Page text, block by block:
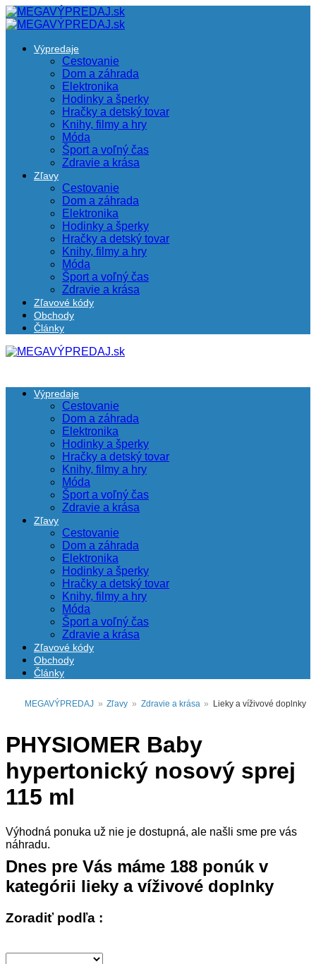
Výpredaje
Cestovanie
Dom a záhrada
Elektronika
Hodinky a šperky
Hračky a detský tovar
Knihy, filmy a hry
Móda
Šport a voľný čas
Zdravie a krása
Zľavy
Cestovanie
Dom a záhrada
Elektronika
Hodinky a šperky
Hračky a detský tovar
Knihy, filmy a hry
Móda
Šport a voľný čas
Zdravie a krása
Zľavové kódy
Obchody
Články
Výpredaje
Cestovanie
Dom a záhrada
Elektronika
Hodinky a šperky
Hračky a detský tovar
Knihy, filmy a hry
Móda
Šport a voľný čas
Zdravie a krása
Zľavy
Cestovanie
Dom a záhrada
Elektronika
Hodinky a šperky
Hračky a detský tovar
Knihy, filmy a hry
Móda
Šport a voľný čas
Zdravie a krása
Zľavové kódy
Obchody
Články
MEGAVÝPREDAJ » Zľavy » Zdravie a krása » Lieky a víživové doplnky
PHYSIOMER Baby
hypertonický nosový sprej
115 ml
Výhodná ponuka už nie je dostupná, ale našli sme pre vás
náhradu.
Dnes pre Vás máme 188 ponúk v
kategórii lieky a víživové doplnky
Zoradiť podľa :